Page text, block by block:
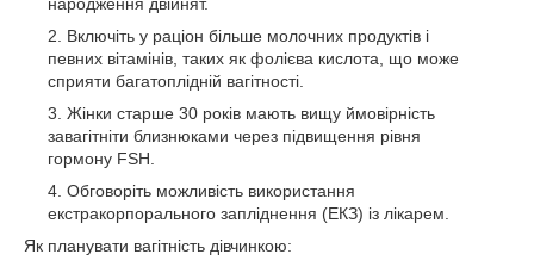
Включіть у раціон більше молочних продуктів і
певних вітамінів, таких як фолієва кислота, що може
сприяти багатоплідній вагітності.
Жінки старше 30 років мають вищу ймовірність
завагітніти близнюками через підвищення рівня
гормону FSH.
Обговоріть можливість використання
екстракорпорального запліднення (ЕКЗ) із лікарем.
Як планувати вагітність дівчинкою: